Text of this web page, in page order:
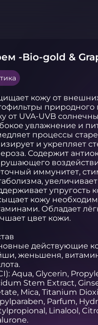
-Bio-gold &
кожу от
природного
от UVA-UVB
увлажнение и
процессы
и укрепляет
Содержит
иммунитет,
упругость
кожу
Обладает
цвет кожи.
действующие
женьшеня, витамин
Aqua, Glycerin,
Stem Extract,
Mica, Titanium
Parfum,
Linalool,